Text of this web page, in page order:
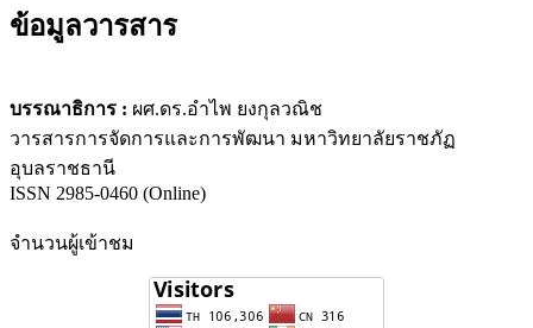
ข้อมูลวารสาร
บรรณาธิการ : ผศ.ดร.อำไพ ยงกุลวณิช
วารสารการจัดการและการพัฒนา มหาวิทยาลัยราชภัฏ
อุบลราชธานี
ISSN 2985-0460 (Online)
จำนวนผู้เข้าชม